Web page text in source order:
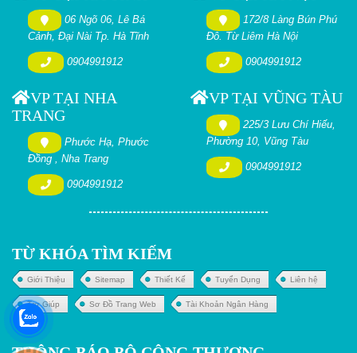
06 Ngõ 06, Lê Bá
Cảnh, Đại Nài Tp. Hà Tĩnh
0904991912
172/8 Làng Bún Phú
Đô. Từ Liêm Hà Nội
0904991912
VP TẠI NHA
TRANG
Phước Hạ, Phước
Đồng , Nha Trang
0904991912
VP TẠI VŨNG TÀU
225/3 Lưu Chí Hiếu,
Phường 10, Vũng Tàu
0904991912
TỪ KHÓA TÌM KIẾM
Giới Thiệu Sitemap Thiết Kế Tuyển Dụng Liên hệ
Trợ Giúp Sơ Đồ Trang Web Tài Khoản Ngân Hàng